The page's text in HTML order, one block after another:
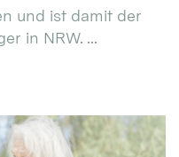
und ist damit der
in NRW. ...